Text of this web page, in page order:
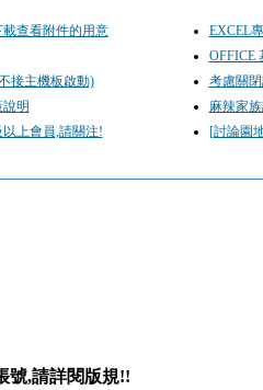
查看附件的用意
EXCEL
OFFICE
接主機板啟動)
考慮關
明
麻辣家
上會員,請關注!
[討論園
號,請詳閱版規!!